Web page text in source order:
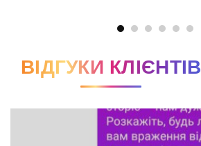
ВІДГУКИ КЛІЄНТІВ